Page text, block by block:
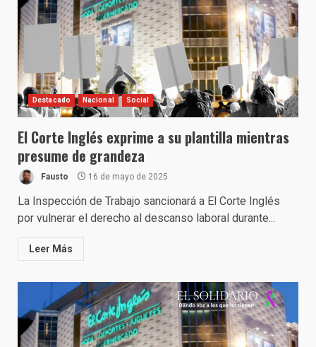
Destacado Nacional Social
El Corte Inglés exprime a su plantilla mientras
presume de grandeza
Fausto 16 de mayo de 2025
La Inspección de Trabajo sancionará a El Corte Inglés
por vulnerar el derecho al descanso laboral durante...
Leer Más